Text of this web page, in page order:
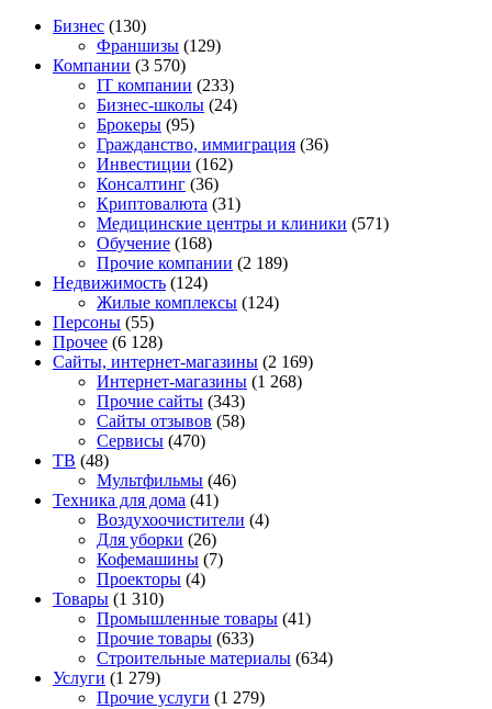
Бизнес (130)
Франшизы (129)
Компании (3 570)
IT компании (233)
Бизнес-школы (24)
Брокеры (95)
Гражданство, иммиграция (36)
Инвестиции (162)
Консалтинг (36)
Криптовалюта (31)
Медицинские центры и клиники (571)
Обучение (168)
Прочие компании (2 189)
Недвижимость (124)
Жилые комплексы (124)
Персоны (55)
Прочее (6 128)
Сайты, интернет-магазины (2 169)
Интернет-магазины (1 268)
Прочие сайты (343)
Сайты отзывов (58)
Сервисы (470)
ТВ (48)
Мультфильмы (46)
Техника для дома (41)
Воздухоочистители (4)
Для уборки (26)
Кофемашины (7)
Проекторы (4)
Товары (1 310)
Промышленные товары (41)
Прочие товары (633)
Строительные материалы (634)
Услуги (1 279)
Прочие услуги (1 279)